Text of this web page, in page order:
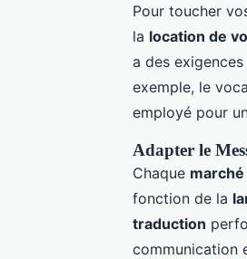
Pour toucher
la location de
a des
exemple, le
employé pour
Adapter le
Chaque marché
fonction de la
traduction
communication